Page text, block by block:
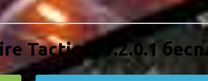
Tactics v1.2.0.1